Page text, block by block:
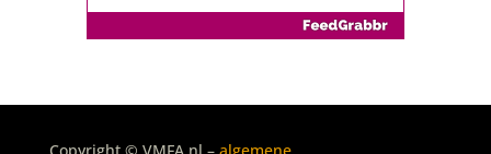
De belastingaangifte 2025